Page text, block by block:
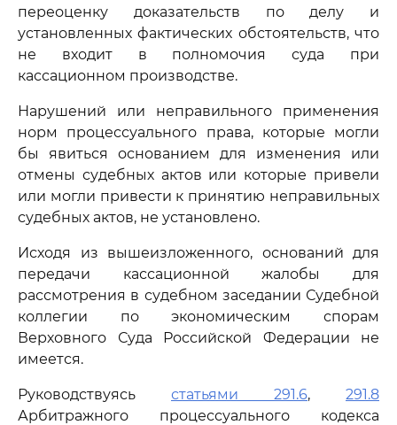
переоценку доказательств по делу и
установленных фактических обстоятельств, что
не входит в полномочия суда при
кассационном производстве.
Нарушений или неправильного применения
норм процессуального права, которые могли
бы явиться основанием для изменения или
отмены судебных актов или которые привели
или могли привести к принятию неправильных
судебных актов, не установлено.
Исходя из вышеизложенного, оснований для
передачи кассационной жалобы для
рассмотрения в судебном заседании Судебной
коллегии по экономическим спорам
Верховного Суда Российской Федерации не
имеется.
Руководствуясь статьями 291.6, 291.8
Арбитражного процессуального кодекса